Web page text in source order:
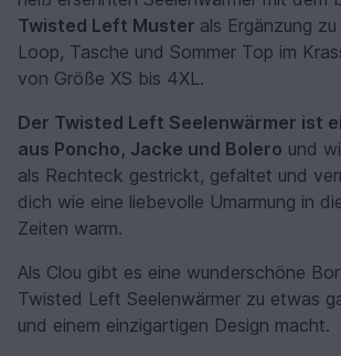
Twisted Left Muster als Ergänzung
Loop, Tasche und Sommer Top im
von Größe XS bis 4XL.
Der Twisted Left Seelenwärmer ist
aus Poncho, Jacke und Bolero und
als Rechteck gestrickt, gefaltet und
dich wie eine liebevolle Umarmung in
Zeiten warm.
Als Clou gibt es eine wunderschöne
Twisted Left Seelenwärmer zu etwas
und einem einzigartigen Design macht.